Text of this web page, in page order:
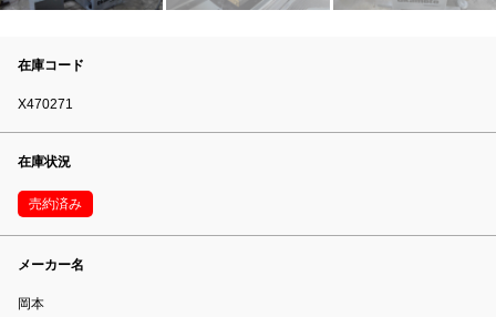
在庫コード
X470271
在庫状況
売約済み
メーカー名
岡本